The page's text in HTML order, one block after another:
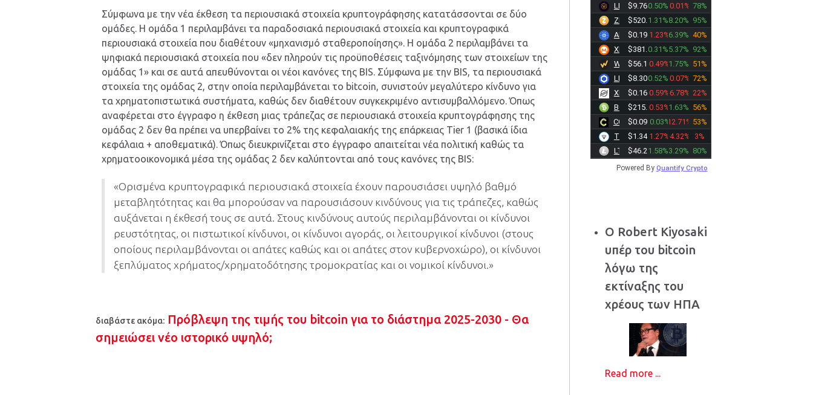
Σύμφωνα με την νέα έκθεση τα περιουσιακά στοιχεία κρυπτογράφησης κατατάσσονται σε δύο
ομάδες. Η ομάδα 1 περιλαμβάνει τα παραδοσιακά περιουσιακά στοιχεία και κρυπτογραφικά
περιουσιακά στοιχεία που διαθέτουν «μηχανισμό σταθεροποίησης». Η ομάδα 2 περιλαμβάνει τα
ψηφιακά περιουσιακά στοιχεία που «δεν πληρούν τις προϋποθέσεις ταξινόμησης των στοιχείων της
ομάδας 1» και σε αυτά απευθύνονται οι νέοι κανόνες της BIS. Σύμφωνα με την BIS, τα περιουσιακά
στοιχεία της ομάδας 2, στην οποία περιλαμβάνεται το bitcoin, συνιστούν μεγαλύτερο κίνδυνο για
τα χρηματοπιστωτικά συστήματα, καθώς δεν διαθέτουν συγκεκριμένο αντισυμβαλλόμενο. Όπως
αναφέρεται στο έγγραφο η έκθεση μιας τράπεζας σε περιουσιακά στοιχεία κρυπτογράφησης της
ομάδας 2 δεν θα πρέπει να υπερβαίνει το 2% της κεφαλαιακής της επάρκειας Tier 1 (βασικά ίδια
κεφάλαια + αποθεματικά). Όπως διευκρινίζεται στο έγγραφο απαιτείται νέα πολιτική καθώς τα
χρηματοοικονομικά μέσα της ομάδας 2 δεν καλύπτονται από τους κανόνες της BIS:
«Ορισμένα κρυπτογραφικά περιουσιακά στοιχεία έχουν παρουσιάσει υψηλό βαθμό
μεταβλητότητας και θα μπορούσαν να παρουσιάσουν κινδύνους για τις τράπεζες, καθώς
αυξάνεται η έκθεσή τους σε αυτά. Στους κινδύνους αυτούς περιλαμβάνονται οι κίνδυνοι
ρευστότητας, οι πιστωτικοί κίνδυνοι, οι κίνδυνοι αγοράς, οι λειτουργικοί κίνδυνοι (στους
οποίους περιλαμβάνονται οι απάτες καθώς και οι απάτες στον κυβερνοχώρο), οι κίνδυνοι
ξεπλύματος χρήματος/χρηματοδότησης τρομοκρατίας και οι νομικοί κίνδυνοι.»
διαβάστε ακόμα: Πρόβλεψη της τιμής του bitcoin για το διάστημα 2025-2030 - Θα
σημειώσει νέο ιστορικό υψηλό;
LEO $9.76750.50%-0.01% 78%
ZEC $519.451.31%8.20% 95%
ADA$0.1973-1.23%6.39% 40%
XMR$381.760.31%5.37% 92%
WBT$56.1710-0.49%1.75% 51%
LINK$8.30800.52%-0.07% 72%
XLM$0.1631-0.59%-6.78% 22%
BCH$215.99-0.53%1.63% 56%
CC
$0.098510.03%-12.71% 53%
TONCOIN
$1.3404-1.27%-4.32%
3%
LTC $46.3000
1.58%3.29% 80%
Powered By Quantify Crypto
Ο Robert Kiyosaki
υπέρ του bitcoin
λόγω της
εκτίναξης του
χρέους των ΗΠΑ
Read more ...